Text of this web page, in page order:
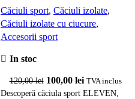
Căciuli sport, Căciuli izolate,
Căciuli izolate cu ciucure,
Accesorii sport
In stoc
120,00lei Prețul
inițial
100,00 leiPrețul
curent
TVA inclus
Descoperă căciula sport ELEVEN,